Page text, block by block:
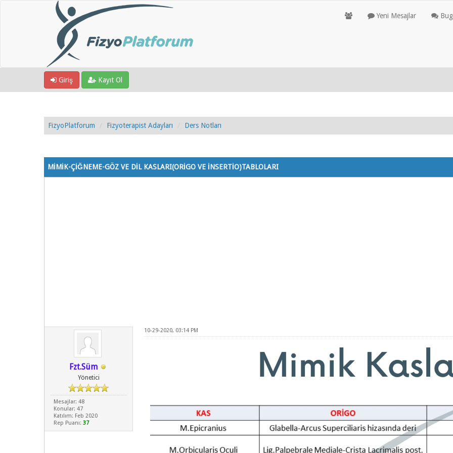
Yeni Mesajlar
Giriş Kayıt Ol
FizyoPlatforum Fizyoterapist Adayları Ders Notları
MİMİK-ÇİĞNEME-GÖZ VE DİL KASLARI(ORİGO VE İNSERTİO)TABLOLARI
Fzt.Süm
Yönetici
Mesajlar: 48
Konular: 47
Katılım: Feb 2020
Rep Puanı: 37
10-29-2020, 03:14 PM